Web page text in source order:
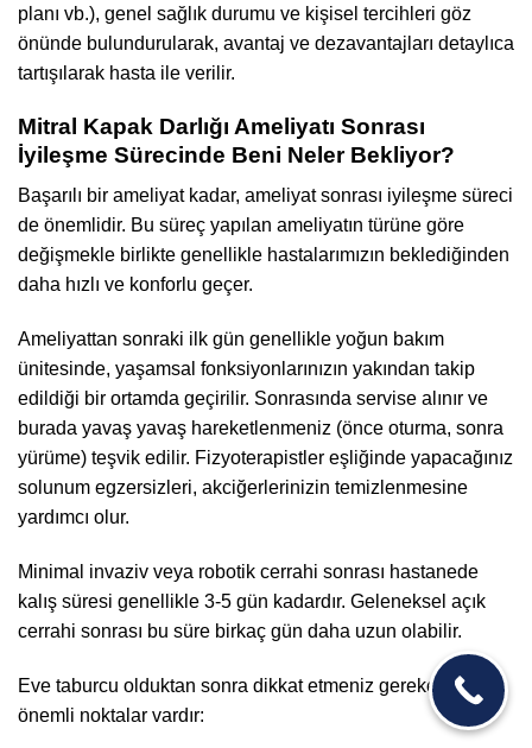
planı vb.), genel sağlık durumu ve kişisel tercihleri göz
önünde bulundurularak, avantaj ve dezavantajları detaylıca
tartışılarak hasta ile verilir.
Mitral Kapak Darlığı Ameliyatı Sonrası
İyileşme Sürecinde Beni Neler Bekliyor?
Başarılı bir ameliyat kadar, ameliyat sonrası iyileşme süreci
de önemlidir. Bu süreç yapılan ameliyatın türüne göre
değişmekle birlikte genellikle hastalarımızın beklediğinden
daha hızlı ve konforlu geçer.
Ameliyattan sonraki ilk gün genellikle yoğun bakım
ünitesinde, yaşamsal fonksiyonlarınızın yakından takip
edildiği bir ortamda geçirilir. Sonrasında servise alınır ve
burada yavaş yavaş hareketlenmeniz (önce oturma, sonra
yürüme) teşvik edilir. Fizyoterapistler eşliğinde yapacağınız
solunum egzersizleri, akciğerlerinizin temizlenmesine
yardımcı olur.
Minimal invaziv veya robotik cerrahi sonrası hastanede
kalış süresi genellikle 3-5 gün kadardır. Geleneksel açık
cerrahi sonrası bu süre birkaç gün daha uzun olabilir.
Eve taburcu olduktan sonra dikkat etmeniz gereken bazı
önemli noktalar vardır: